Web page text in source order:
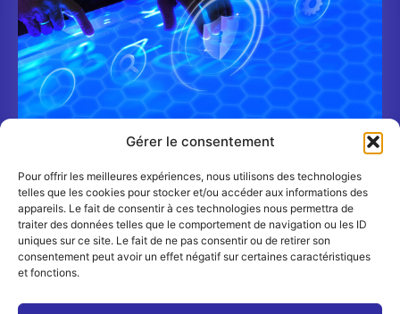
Gérer le consentement
Pour offrir les meilleures expériences, nous utilisons des technologies
telles que les cookies pour stocker et/ou accéder aux informations des
appareils. Le fait de consentir à ces technologies nous permettra de
traiter des données telles que le comportement de navigation ou les ID
uniques sur ce site. Le fait de ne pas consentir ou de retirer son
consentement peut avoir un effet négatif sur certaines caractéristiques
et fonctions.
Shadow AI : un nouveau risque cyber pour les
banques et les assureurs
TRIBUNES 6 JUILLET 2026